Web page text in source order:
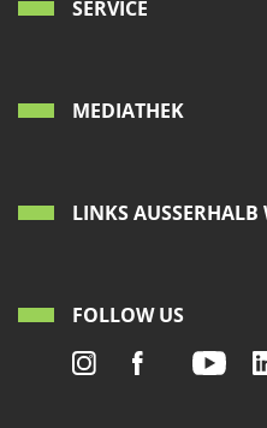
SERVICE
MEDIATHEK
LINKS AUSSERHALB
FOLLOW US